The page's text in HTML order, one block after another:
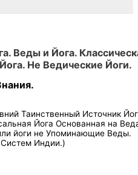
Веды и Йога.
Не Ведические Йоги.
Таинственный Источник
Йога Основанная на
йоги не Упоминающие Веды.
Индии.)